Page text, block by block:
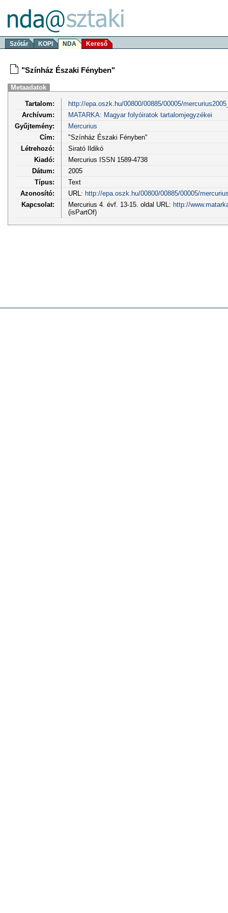
Szótár KOPI NDA Kereső
"Színház Északi Fényben"
Metaadatok
Tartalom:
http://epa.oszk.hu/00800/00885/00005/
Archívum:
MATARKA: Magyar folyóiratok tartalomjegyzékei
Gyűjtemény:
Mercurius
Cím:
"Színház Északi Fényben"
Létrehozó:
Sirató Ildikó
Kiadó:
Mercurius ISSN 1589-4738
Dátum:
2005
Típus:
Text
Azonosító:
URL: http://epa.oszk.hu/00800/00885/00005/
Kapcsolat:
Mercurius 4. évf. 13-15. oldal URL: http://
(isPartOf)